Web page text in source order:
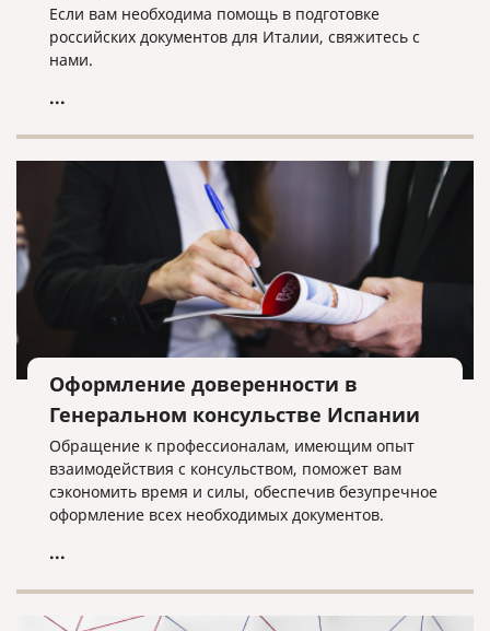
Если вам необходима помощь в подготовке
российских документов для Италии, свяжитесь с
нами.
...
Оформление доверенности в
Генеральном консульстве Испании
Обращение к профессионалам, имеющим опыт
взаимодействия с консульством, поможет вам
сэкономить время и силы, обеспечив безупречное
оформление всех необходимых документов.
...